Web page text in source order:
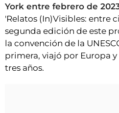
York entre febrero de
'Relatos (In)Visibles: entre
segunda edición de este
la convención de la
primera, viajó por Europa
tres años.